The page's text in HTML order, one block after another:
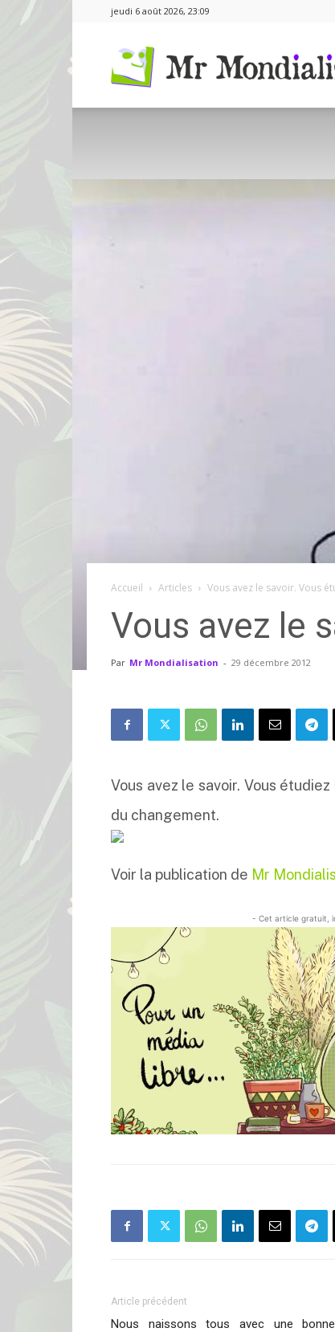
jeudi 6 août 2026, 23:09
Accueil Articles Vous avez le savoir. Vous
Vous avez le
Par Mr Mondialisation - 29 décembre 2012
Vous avez le savoir. Vous
du changement.
Voir la publication de Mr
- Cet article gratuit,
Article précédent
Nous naissons tous avec une